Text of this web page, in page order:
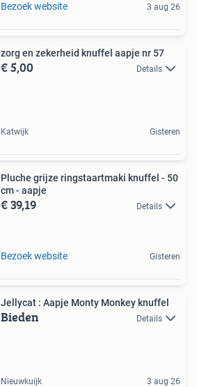
Bezoek website 3 aug 26
zorg en zekerheid knuffel aapje nr 57
€ 5,00 Details
Katwijk Gisteren
Pluche grijze ringstaartmaki knuffel - 50
cm - aapje
€ 39,19 Details
Bezoek website Gisteren
Jellycat : Aapje Monty Monkey knuffel
Bieden Details
Nieuwkuijk 3 aug 26